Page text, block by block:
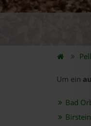
Um ein
Bad
Birstein